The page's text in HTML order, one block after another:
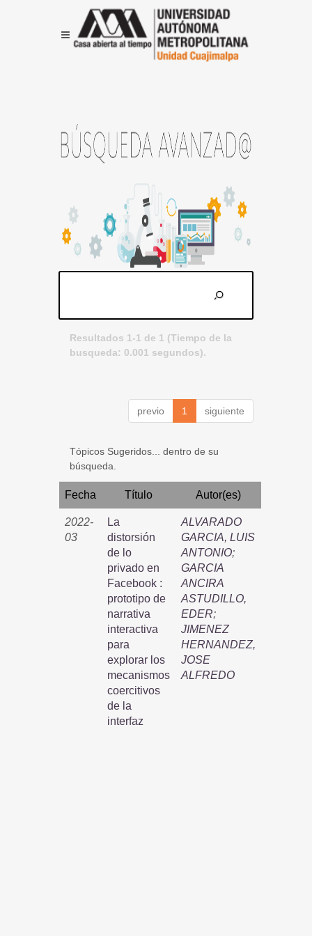
Resultados 1-1 de 1 (Tiempo de la
busqueda: 0.001 segundos).
previo 1 siguiente
Tópicos Sugeridos... dentro de su
búsqueda.
Fecha Título Autor(es)
2022-
03
La
distorsión
de lo
privado en
Facebook :
prototipo de
narrativa
interactiva
para
explorar los
mecanismos
coercitivos
de la
interfaz
ALVARADO
GARCIA, LUIS
ANTONIO;
GARCIA
ANCIRA
ASTUDILLO,
EDER;
JIMENEZ
HERNANDEZ,
JOSE
ALFREDO